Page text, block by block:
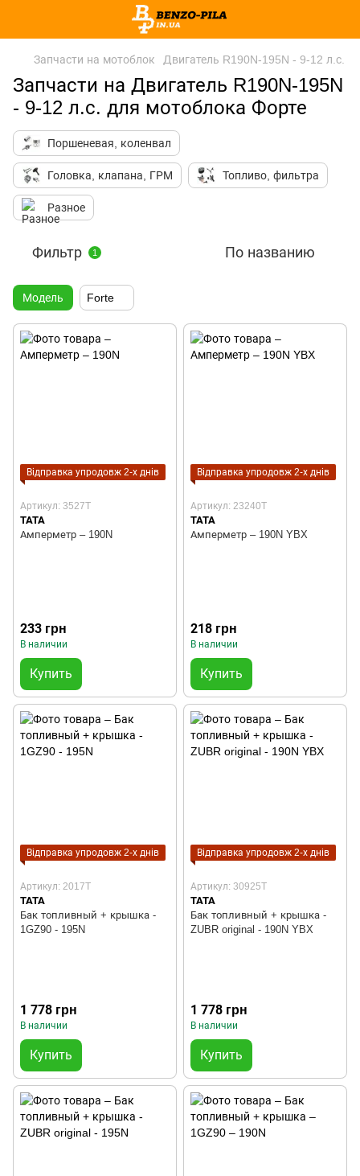
Запчасти на мотоблок Двигатель R190N-195N - 9-12 л.с.
Запчасти на Двигатель R190N-195N
- 9-12 л.с. для мотоблока Форте
Поршеневая, коленвал
Головка, клапана, ГРМ Топливо, фильтра
Разное
Фильтр 1 По названию
Модель Forte
Відправка упродовж 2-х днів
Артикул: 3527T
TATA
Амперметр – 190N
233 грн
В наличии
Купить
Відправка упродовж 2-х днів
Артикул: 23240T
TATA
Амперметр – 190N YBX
218 грн
В наличии
Купить
Відправка упродовж 2-х днів
Артикул: 2017T
TATA
Бак топливный + крышка -
1GZ90 - 195N
1 778 грн
В наличии
Купить
Відправка упродовж 2-х днів
Артикул: 30925T
TATA
Бак топливный + крышка -
ZUBR original - 190N YBX
1 778 грн
В наличии
Купить